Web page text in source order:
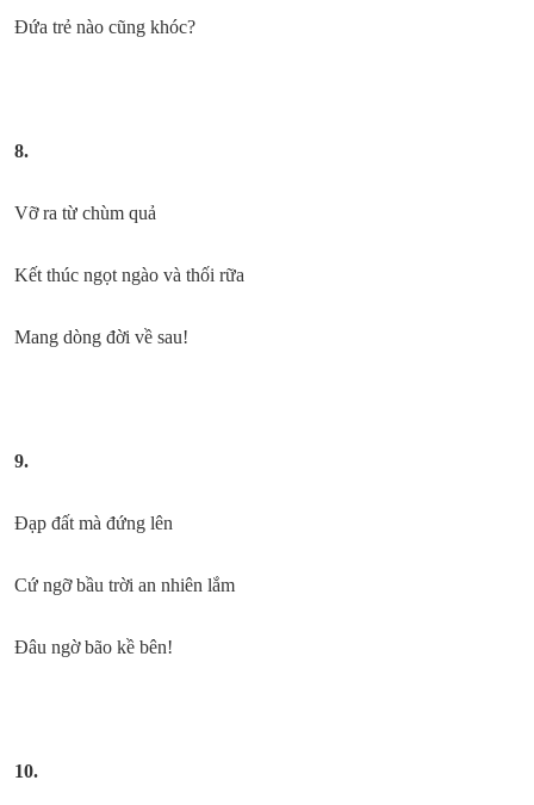
Đứa trẻ nào cũng khóc?
8.
Vỡ ra từ chùm quả
Kết thúc ngọt ngào và thối rữa
Mang dòng đời về sau!
9.
Đạp đất mà đứng lên
Cứ ngỡ bầu trời an nhiên lắm
Đâu ngờ bão kề bên!
10.